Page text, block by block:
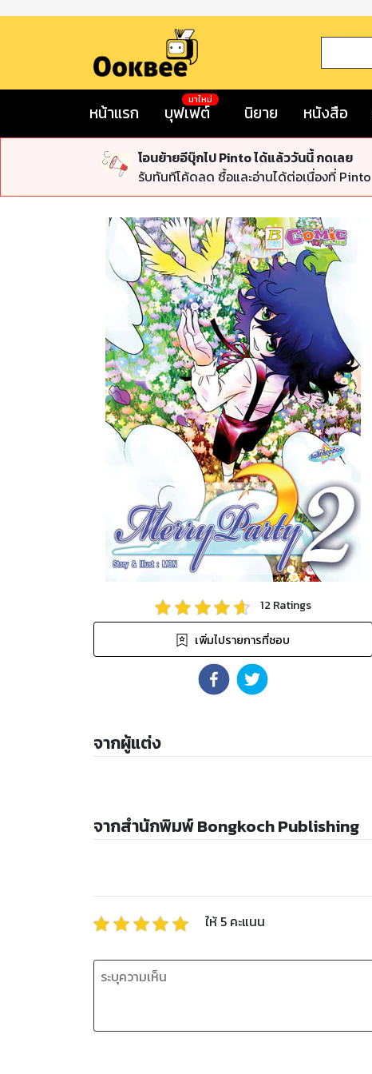
หน้าแรก บุฟเฟต์
มาใหม่
นิยาย หนังสือ
โอนย้ายอีบุ๊กไป Pinto ได้แล้ววันนี้ กดเลย
รับทันทีโค้ดลด ซื้อและอ่านได้ต่อเนื่องที่ Pinto
12 Ratings
เพิ่มไปรายการที่ชอบ
จากผู้แต่ง
จากสำนักพิมพ์ Bongkoch Publishing
ให้ 5 คะแนน